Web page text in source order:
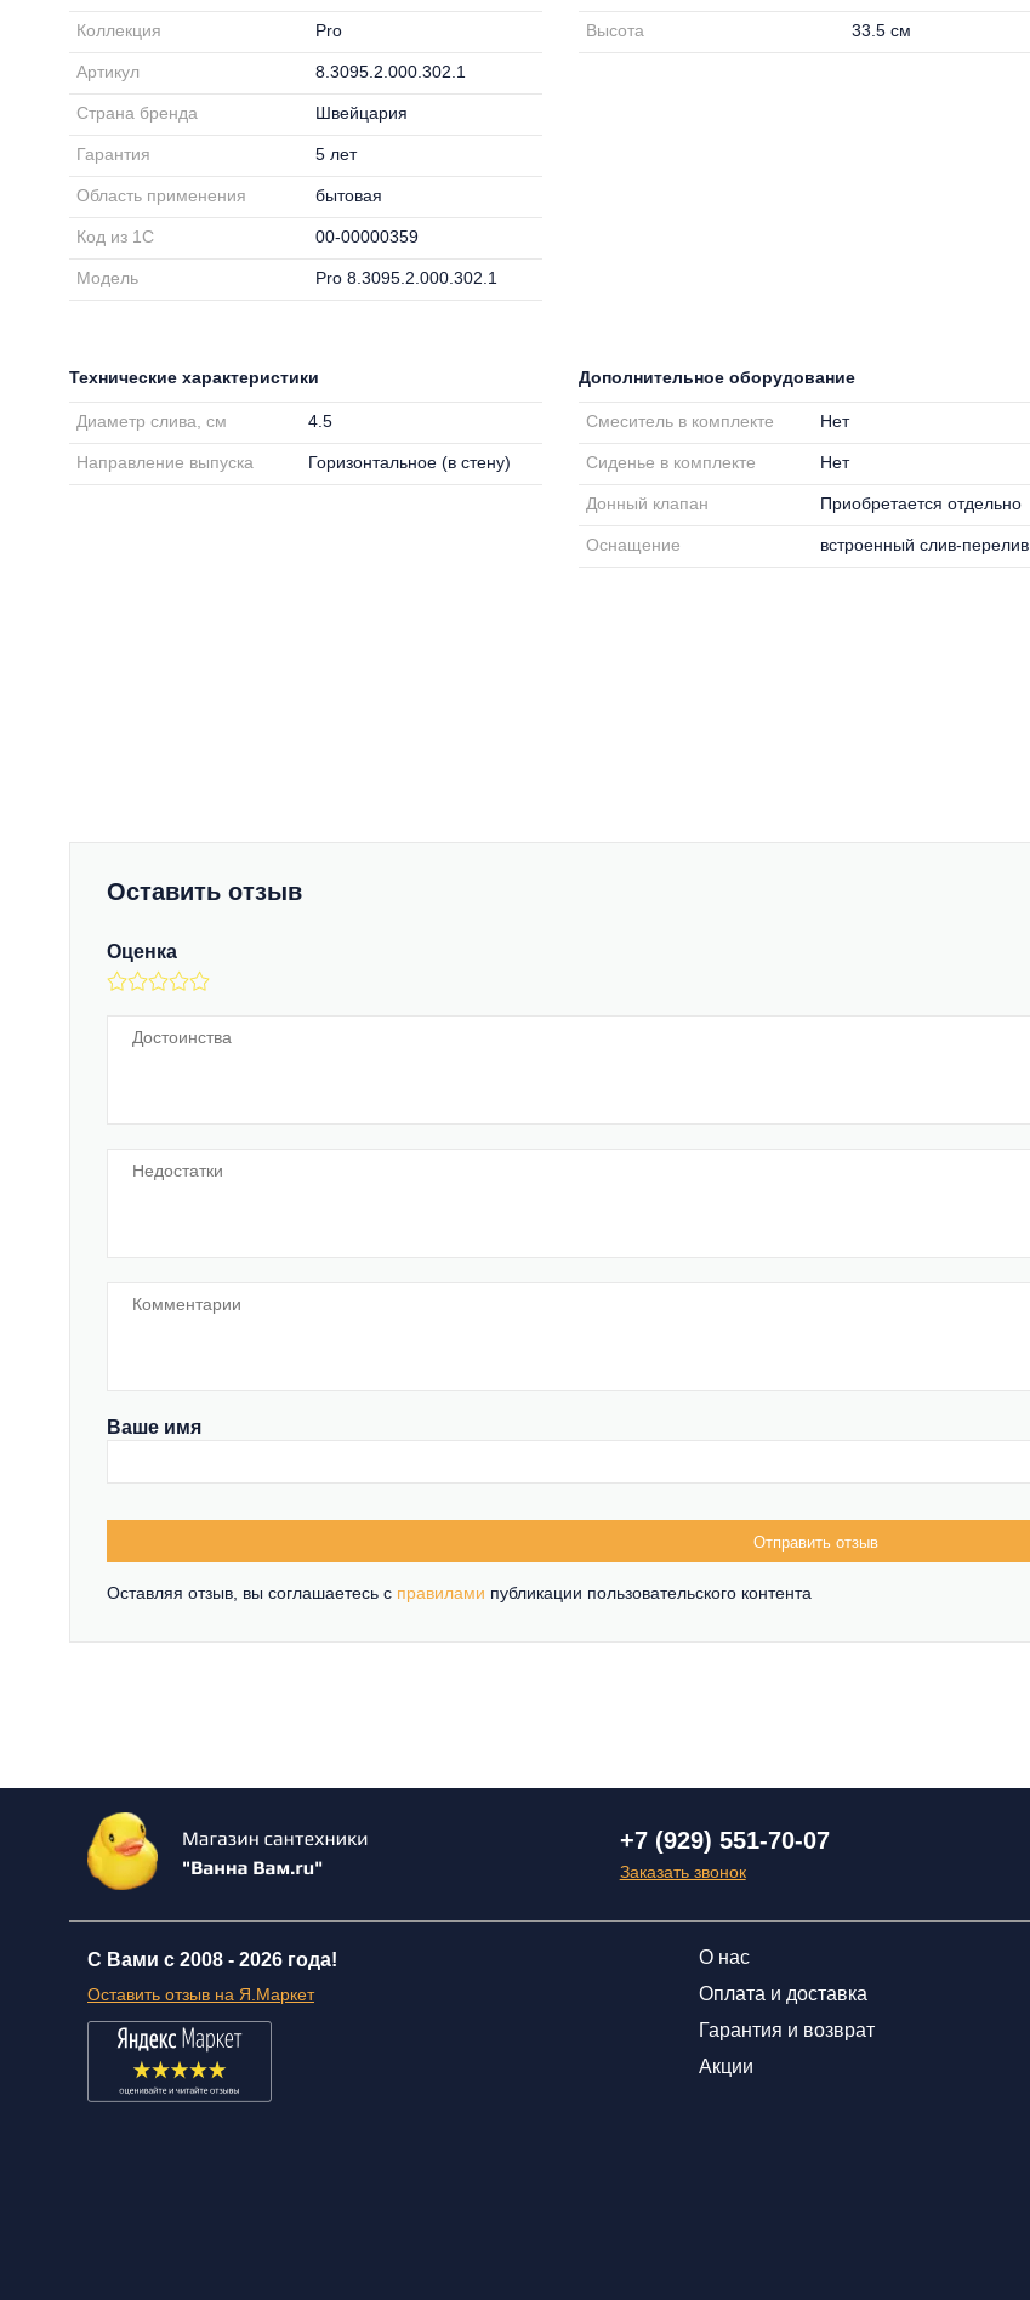
Коллекция Pro
Артикул 8.3095.2.000.302.1
Страна бренда Швейцария
Гарантия 5 лет
Область применения бытовая
Код из 1С 00-00000359
Модель Pro 8.3095.2.000.302.1
Высота 33.5 см
Технические характеристики
Диаметр слива, см 4.5
Направление выпуска Горизонтальное (в стену)
Дополнительное оборудование
Смеситель в комплекте Нет
Сиденье в комплекте Нет
Донный клапан Приобретается отдельно
Оснащение встроенный слив-перелив
Оставить отзыв
Оценка
Ваше имя
Отправить отзыв
Оставляя отзыв, вы соглашаетесь c правилами публикации пользовательского контента
+7 (929) 551-70-07
Заказать звонок
С Вами с 2008 - 2026 года!
Оставить отзыв на Я.Маркет
О нас
Оплата и доставка
Гарантия и возврат
Акции